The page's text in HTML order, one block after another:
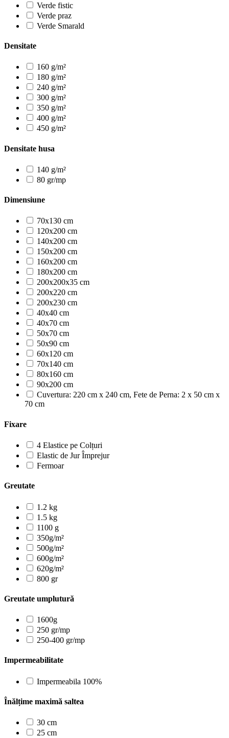
Verde fistic
Verde praz
Verde Smarald
Densitate
160 g/m²
180 g/m²
240 g/m²
300 g/m²
350 g/m²
400 g/m²
450 g/m²
Densitate husa
140 g/m²
80 gr/mp
Dimensiune
70x130 cm
120x200 cm
140x200 cm
150x200 cm
160x200 cm
180x200 cm
200x200x35 cm
200x220 cm
200x230 cm
40x40 cm
40x70 cm
50x70 cm
50x90 cm
60x120 cm
70x140 cm
80x160 cm
90x200 cm
Cuvertura: 220 cm x 240 cm, Fete de Perna: 2 x 50 cm x
70 cm
Fixare
4 Elastice pe Colțuri
Elastic de Jur Împrejur
Fermoar
Greutate
1.2 kg
1.5 kg
1100 g
350g/m²
500g/m²
600g/m²
620g/m²
800 gr
Greutate umplutură
1600g
250 gr/mp
250-400 gr/mp
Impermeabilitate
Impermeabila 100%
Înălțime maximă saltea
30 cm
25 cm